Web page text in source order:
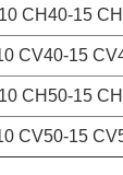
CH40-15
CV40-15
CH50-15
CV50-15